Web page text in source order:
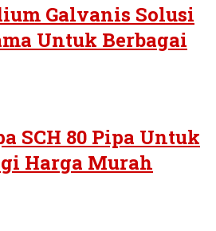
Galvanis Solusi
Untuk Berbagai
SCH 80 Pipa Untuk
Harga Murah